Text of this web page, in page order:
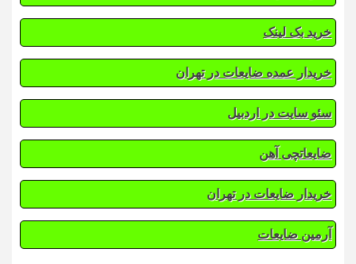
خرید بک لینک
خریدار عمده ضایعات در تهران
سئو سایت در اردبیل
ضایعاتچی آهن
خریدار ضایعات در تهران
آرمین ضایعات